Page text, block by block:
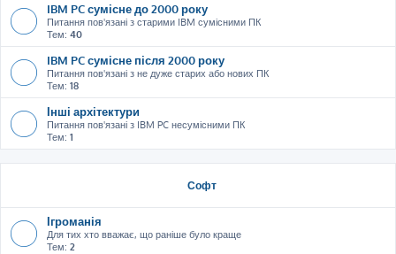
IBM PC сумісне до 2000 року
Питання пов'язані з старими IBM сумісними ПК
Тем: 40
IBM PC сумісне після 2000 року
Питання пов'язані з не дуже старих або нових ПК
Тем: 18
Інші архітектури
Питання пов'язані з IBM PC несумісними ПК
Тем: 1
Софт
Ігроманія
Для тих хто вважає, що раніше було краще
Тем: 2